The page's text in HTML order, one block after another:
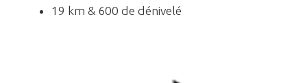
19 km & 600 de dénivelé